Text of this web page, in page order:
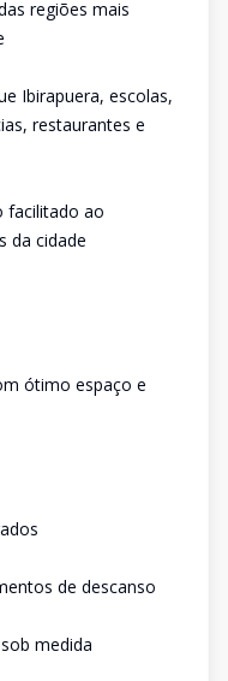
regiões mais
Ibirapuera, escolas,
restaurantes e
facilitado ao
da cidade
ótimo espaço e
de descanso
medida